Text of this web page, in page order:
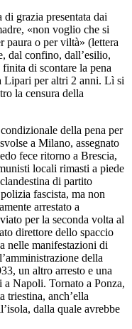
grazia presentata dai
«non voglio che si
paura o per viltà» (lettera
dal confino, dall’esilio,
di scontare la pena
Lipari per altri 2 anni. Lì si
la censura della
della pena per
a Milano, assegnato
fece ritorno a Brescia,
locali rimasti a piede
di partito
fascista, ma non
arrestato a
per la seconda volta al
direttore dello spaccio
nelle manifestazioni di
della
un altro arresto e una
a Napoli. Tornato a Ponza,
triestina, anch’ella
dalla quale avrebbe